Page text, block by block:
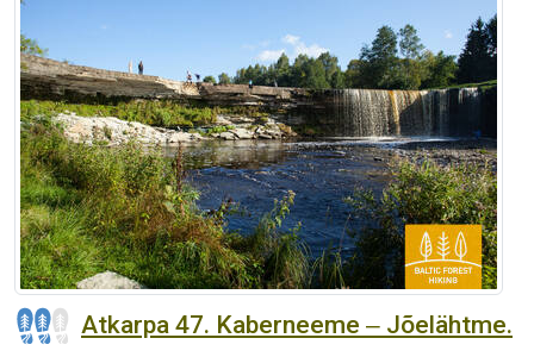
Atkarpa 47. Kaberneeme ‒ Jõelähtme.